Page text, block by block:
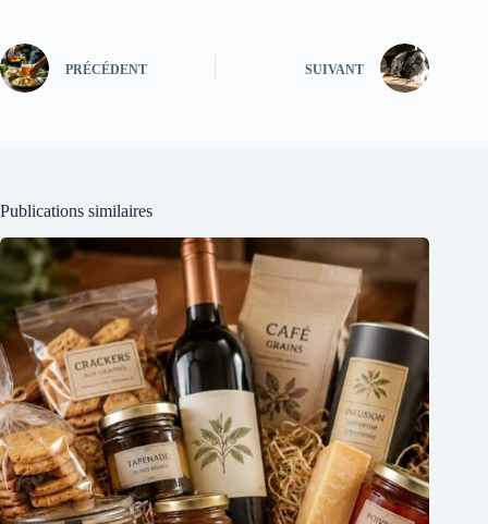
PRÉCÉDENT SUIVANT
Publications similaires